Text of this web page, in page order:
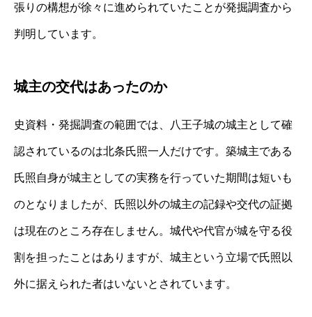
張りの構想が徐々に進められていたことが発掘調査から
判明しています。
城主の交代はあったのか
史資料・発掘調査の範囲では、八王子城の城主として確
認されているのは北条氏照一人だけです。築城主である
氏照自身が城主としての実務を行っていた期間は短いも
のとなりましたが、氏照以外の城主の記録や交代の証拠
は現在のところ存在しません。城代や代官が城を守る役
割を担ったことはありますが、城主という立場で氏照以
外に据えられた者はいないとされています。